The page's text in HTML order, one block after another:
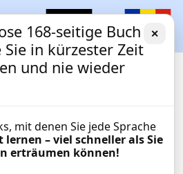
168-seitige Buch
in kürzester Zeit
und nie wieder
✕
mit denen Sie jede Sprache
– viel schneller als Sie
erträumen können!